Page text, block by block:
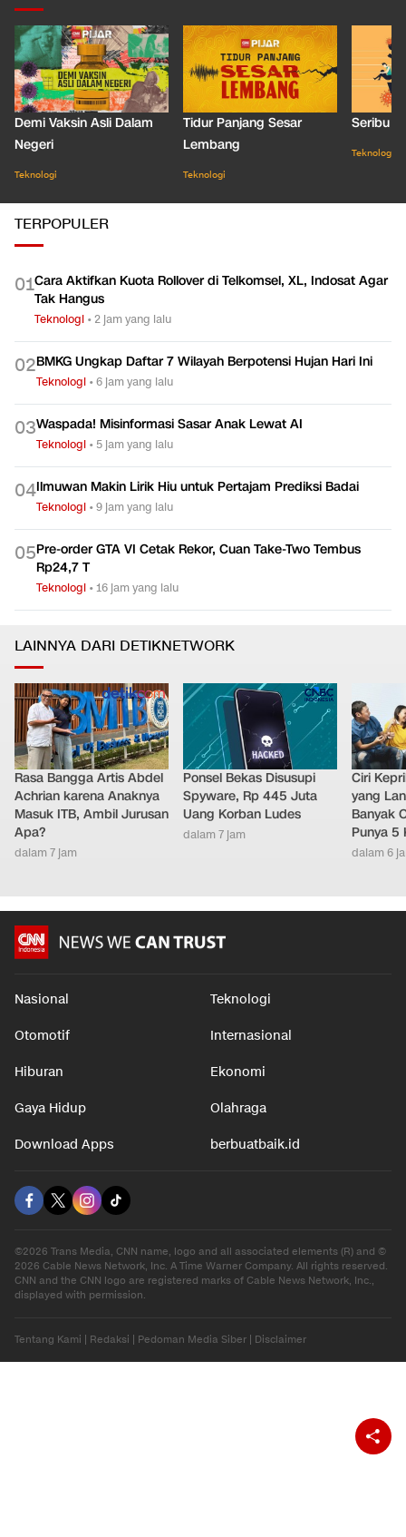
Demi Vaksin Asli Dalam
Negeri
Teknologi
Tidur Panjang Sesar
Lembang
Teknologi
Seribu
Teknologi
TERPOPULER
01Cara Aktifkan Kuota Rollover di Telkomsel, XL, Indosat Agar
Tak Hangus
Teknologi •2 jam yang lalu
02BMKG Ungkap Daftar 7 Wilayah Berpotensi Hujan Hari Ini
Teknologi •6 jam yang lalu
03Waspada! Misinformasi Sasar Anak Lewat AI
Teknologi • 5 jam yang lalu
04Ilmuwan Makin Lirik Hiu untuk Pertajam Prediksi Badai
Teknologi •9 jam yang lalu
05Pre-order GTA VI Cetak Rekor, Cuan Take-Two Tembus
Rp24,7 T
Teknologi •16 jam yang lalu
LAINNYA DARI DETIKNETWORK
Rasa Bangga Artis Abdel
Achrian karena Anaknya
Masuk ITB, Ambil Jurusan
Apa?
dalam 7 jam
Ponsel Bekas Disusupi
Spyware, Rp 445 Juta
Uang Korban Ludes
dalam 7 jam
Ciri
yang
Banyak
Punya 5
dalam 6
Nasional Teknologi
Otomotif Internasional
Hiburan Ekonomi
Gaya Hidup Olahraga
Download Apps berbuatbaik.id
©2026 Trans Media, CNN name, logo and all associated elements (R) and ©
2026 Cable News Network, Inc. A Time Warner Company. All rights reserved.
CNN and the CNN logo are registered marks of Cable News Network, Inc.,
displayed with permission.
Tentang Kami Redaksi Pedoman Media Siber Disclaimer